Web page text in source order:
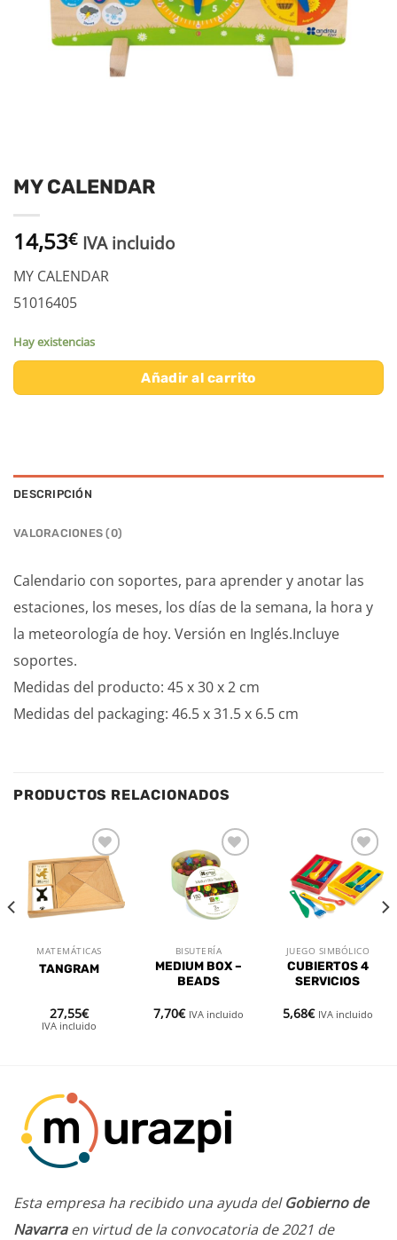
MY CALENDAR
14,53€ IVA incluido
MY CALENDAR
51016405
Hay existencias
Añadir al carrito
DESCRIPCIÓN
VALORACIONES (0)
Calendario con soportes, para aprender y anotar las
estaciones, los meses, los días de la semana, la hora y
la meteorología de hoy. Versión en Inglés.Incluye
soportes.
Medidas del producto: 45 x 30 x 2 cm
Medidas del packaging: 46.5 x 31.5 x 6.5 cm
PRODUCTOS RELACIONADOS
Añadir
lista de
deseos
MATEMÁTICAS
TANGRAM
27,55€
IVA incluido
Añadir
a la
lista de
deseos
BISUTERÍA
MEDIUM BOX –
BEADS
7,70€ IVA incluido
Añadir
a la
lista de
deseos
JUEGO SIMBÓLICO
CUBIERTOS 4
SERVICIOS
5,68€ IVA incluido
Esta empresa ha recibido una ayuda delGobierno de
Navarraen virtud de la convocatoria de 2021 de